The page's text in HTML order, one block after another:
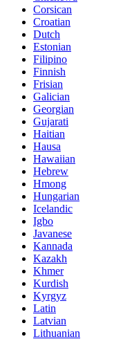
Corsican
Croatian
Dutch
Estonian
Filipino
Finnish
Frisian
Galician
Georgian
Gujarati
Haitian
Hausa
Hawaiian
Hebrew
Hmong
Hungarian
Icelandic
Igbo
Javanese
Kannada
Kazakh
Khmer
Kurdish
Kyrgyz
Latin
Latvian
Lithuanian